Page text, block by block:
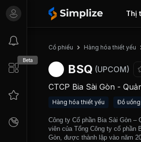
Thị
Beta
Cổ phiếu Hàng hóa thiết yếu
BSQ (UPCOM)
CTCP Bia Sài Gòn -
Hàng hóa thiết yếu Đồ uống
Công ty Cổ phần Bia Sài Gòn –
viên của Tổng Công ty cổ
Gòn, được thành lập vào năm